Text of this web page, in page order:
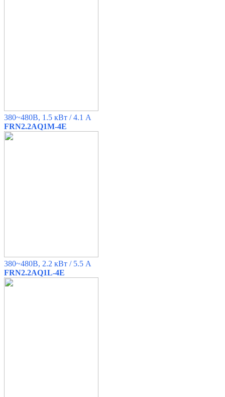
380~480B, 1.5 кВт / 4.1 A
FRN2.2AQ1M-4E
380~480B, 2.2 кВт / 5.5 A
FRN2.2AQ1L-4E